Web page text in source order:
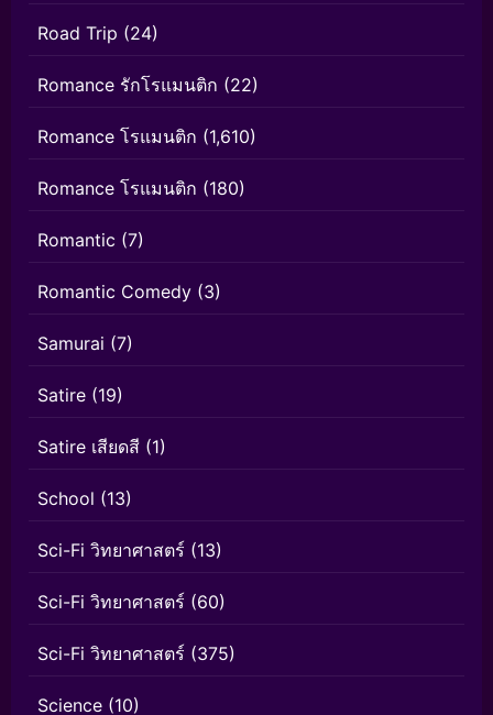
Road Trip (24)
Romance รักโรแมนติก (22)
Romance โรแมนติก (1,610)
Romance โรแมนติก (180)
Romantic (7)
Romantic Comedy (3)
Samurai (7)
Satire (19)
Satire เสียดสี (1)
School (13)
Sci-Fi วิทยาศาสตร์ (13)
Sci-Fi วิทยาศาสตร์ (60)
Sci-Fi วิทยาศาสตร์ (375)
Science (10)